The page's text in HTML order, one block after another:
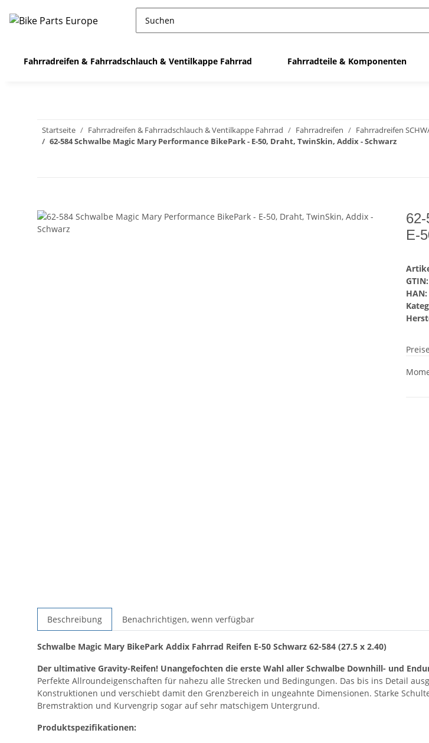
Fahrradreifen & Fahrradschlauch & Ventilkappe Fahrrad Fahrradteile & Komponenten
Startseite Fahrradreifen & Fahrradschlauch & Ventilkappe Fahrrad Fahrradreifen
Fahrradreifen
62-584 Schwalbe Magic Mary Performance BikePark - E-50, Draht, TwinSkin, Addix - Schwarz
E-
GTIN:
HAN:
Beschreibung Benachrichtigen, wenn verfügbar
Schwalbe Magic Mary BikePark Addix Fahrrad Reifen E-50 Schwarz 62-584 (27.5 x 2.40)
Der ultimative Gravity-Reifen! Unangefochten die erste Wahl aller Schwalbe Downhill- und
Perfekte Allroundeigenschaften für nahezu alle Strecken und Bedingungen. Das bis ins Detail
Konstruktionen und verschiebt damit den Grenzbereich in ungeahnte Dimensionen. Starke
Bremstraktion und Kurvengrip sogar auf sehr matschigem Untergrund.
Produktspezifikationen: